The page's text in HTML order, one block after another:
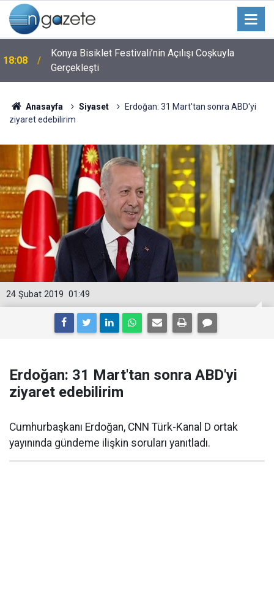
18:08
Konya Bisiklet Festivali’nin Açılışı Coşkuyla
Gerçekleşti
Anasayfa Siyaset
Erdoğan: 31 Mart'tan sonra ABD'yi
ziyaret edebilirim
01:49
24 Şubat 2019
Erdoğan: 31 Mart'tan sonra ABD'yi
ziyaret edebilirim
Cumhurbaşkanı Erdoğan, CNN Türk-Kanal D ortak
yayınında gündeme ilişkin soruları yanıtladı.